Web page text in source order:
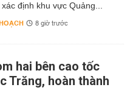
định khu vực Quảng...
8 giờ trước
hai bên cao tốc
Trăng, hoàn thành